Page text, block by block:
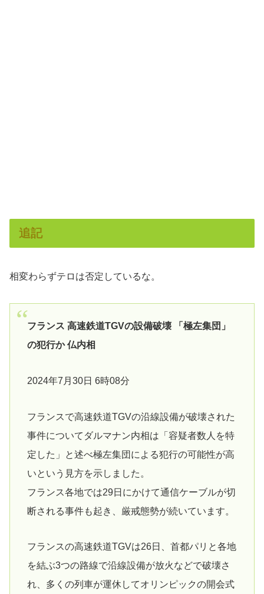
追記
相変わらずテロは否定しているな。
フランス 高速鉄道TGVの設備破壊 「極左集団」
の犯行か 仏内相
2024年7月30日 6時08分
フランスで高速鉄道TGVの沿線設備が破壊された
事件についてダルマナン内相は「容疑者数人を特
定した」と述べ極左集団による犯行の可能性が高
いという見方を示しました。
フランス各地では29日にかけて通信ケーブルが切
断される事件も起き、厳戒態勢が続いています。
フランスの高速鉄道TGVは26日、首都パリと各地
を結ぶ3つの路線で沿線設備が放火などで破壊さ
れ、多くの列車が運休してオリンピックの開会式